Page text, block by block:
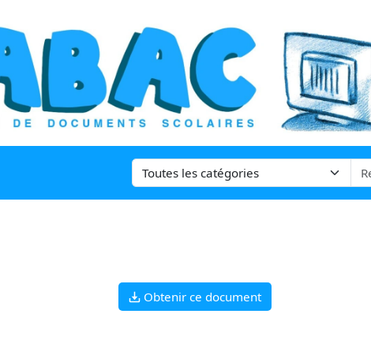
Obtenir ce document